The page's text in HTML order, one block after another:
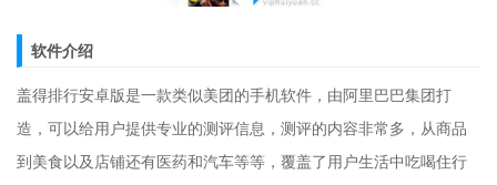
软件介绍
盖得排行安卓版是一款类似美团的手机软件，由阿里巴巴集团打
造，可以给用户提供专业的测评信息，测评的内容非常多，从商品
到美食以及店铺还有医药和汽车等等，覆盖了用户生活中吃喝住行